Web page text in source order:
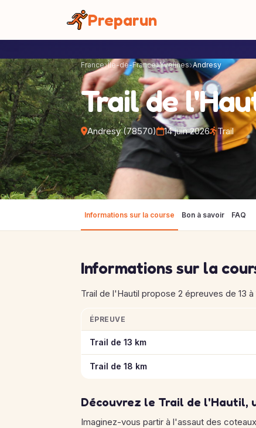
Preparun
France Île-de-France Yvelines Andresy
Trail de
Andresy (78570) 14 juin 2026 Trail
Informations sur la course Bon à savoir FAQ
Informations sur la
Trail de l'Hautil propose 2 épreuves de 13 à
Informations clés des épreuves de Trail de
ÉPREUVE
Trail de 13 km
Trail de 18 km
Découvrez le Trail de l'Hautil,
Imaginez-vous partir à l'assaut des